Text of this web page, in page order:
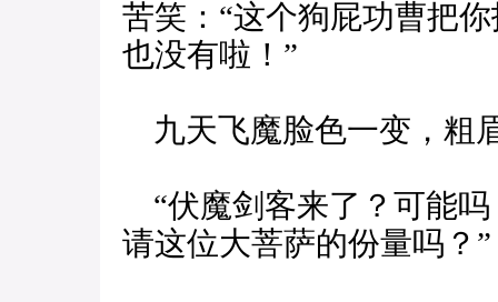
苦笑：“这个狗屁功曹把
也没有啦！”
九天飞魔脸色一变，粗
“伏魔剑客来了？可能吗
请这位大菩萨的份量吗？”